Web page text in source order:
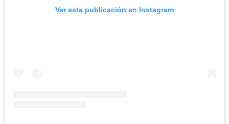
Ver esta publicación en Instagram